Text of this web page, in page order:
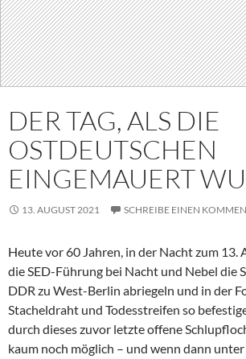
DER TAG, ALS DIE
OSTDEUTSCHEN
EINGEMAUERT
13. AUGUST 2021 SCHREIBE EINEN
Heute vor 60 Jahren, in der Nacht zum 13.
die SED-Führung bei Nacht und Nebel die
DDR zu West-Berlin abriegeln und in der
Stacheldraht und Todesstreifen so
durch dieses zuvor letzte offene
kaum noch möglich – und wenn dann